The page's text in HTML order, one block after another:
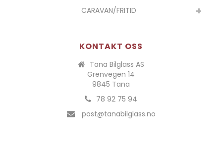
CARAVAN/FRITID
KONTAKT OSS
Tana Bilglass AS
Grenvegen 14
9845 Tana
78 92 75 94
post@tanabilglass.no